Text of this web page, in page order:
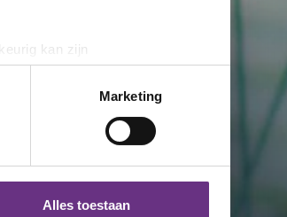
kan zijn
(fingerprinting)
het
detailgedeeltein. U kunt uw
onze partners voor social
informatie die u aan ze heeft
Marketing
Alles toestaan